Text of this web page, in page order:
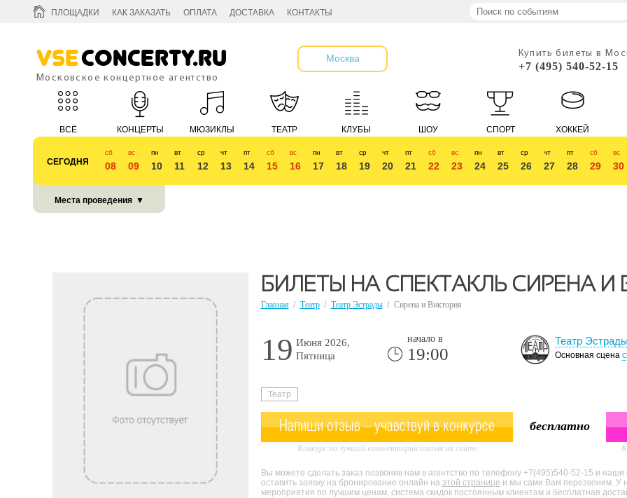
ПЛОЩАДКИ КАК ЗАКАЗАТЬ ОПЛАТА ДОСТАВКА КОНТАКТЫ
VseConcerty.ru
Московское концертное агентство
Москва Купить билеты в
+7 (495) 540-52-15
ВСЁ КОНЦЕРТЫ МЮЗИКЛЫ ТЕАТР КЛУБЫ ШОУ СПОРТ ХОККЕЙ
СЕГОДНЯ
сб
08
вс
09
пн
10
вт
11
ср
12
чт
13
пт
14
сб
15
вс
16
пн
17
вт
18
ср
19
чт
20
пт
21
сб
22
вс
23
пн
24
вт
25
ср
26
чт
27
пт
28
сб
29
вс
30
Места проведения ▼
БИЛЕТЫ НА СПЕКТАКЛЬ СИРЕНА И
Главная / Театр / Театр Эстрады / Сирена и Виктория
19 Июня 2026,
Пятница
начало в
19:00
Театр Эстрады
Основная сцена
Театр
Напиши отзыв - учавствуй в конкурсе
Конкурс на лучший комментарий/отзыв на сайте
бесплатно
Вы можете сделать заказ позвонив нам в агентство по телефону +7(495)540-52-15 и
оставить заявку на бронирование онлайн на этой странице и мы сами Вам перезвоним. У
мероприятия по лучшим ценам, система скидок постоянным клиентам и бесплатная